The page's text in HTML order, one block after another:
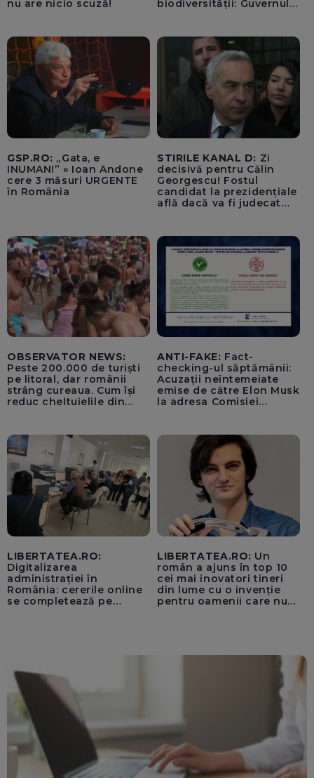
nu are nicio scuză!
biodiversității: Guvernul a
500.000 de lei/ Costul
total - 373.600 de lei a
acoperit întregul studiu
tehnic, structurat în opt
activită
GSP.RO: „Gata, e
INUMAN!” » Ioan Andone
cere 3 măsuri URGENTE
în România
STIRILE KANAL D: Zi
decisivă pentru Călin
Georgescu! Fostul
candidat la prezidențiale
află dacă va fi judecat
OBSERVATOR NEWS:
Peste 200.000 de turiști
pe litoral, dar românii
strâng cureaua. Cum își
reduc cheltuielile din
ANTI-FAKE: Fact-
checking-ul săptămânii:
Acuzații neîntemeiate
emise de către Elon Musk
la adresa Comisiei
pentru instaurarea
„cenzurii” pe platforma X
LIBERTATEA.RO:
Digitalizarea
administrației în
România: cererile online
se completează pe
LIBERTATEA.RO: Un
român a ajuns în top 10
cei mai inovatori tineri
din lume cu o invenție
pentru oamenii care nu